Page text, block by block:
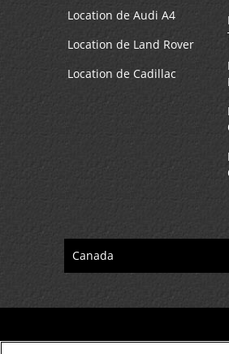
Location de Audi A4
Location de Land Rover
Location de Cadillac